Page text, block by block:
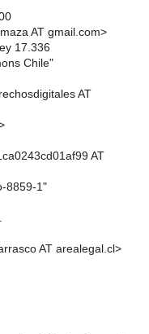
AT gmail.com>
17.336
Chile"
AT
AT
8859-1"
AT arealegal.cl>